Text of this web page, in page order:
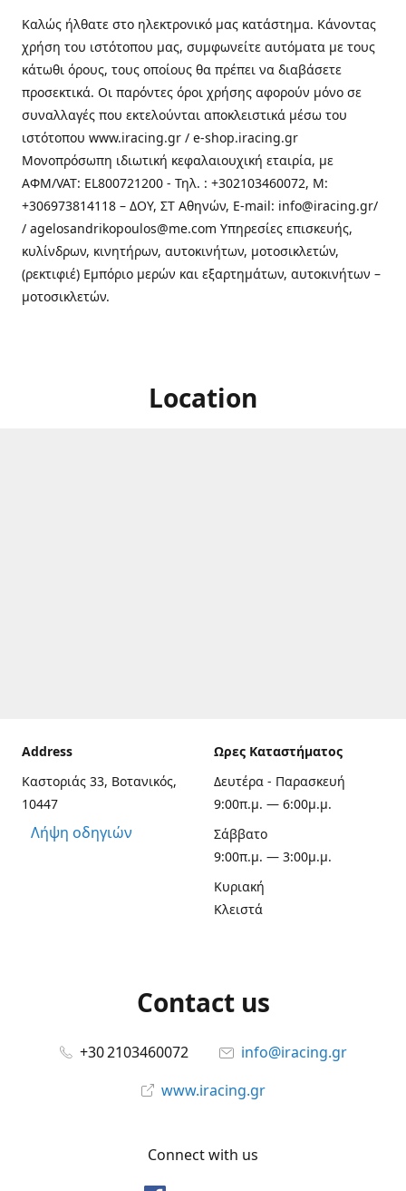
Καλώς ήλθατε στo ηλεκτρονικό μας κατάστημα. Κάνοντας
χρήση του ιστότοπου μας, συμφωνείτε αυτόματα με τους
κάτωθι όρους, τους οποίους θα πρέπει να διαβάσετε
προσεκτικά. Οι παρόντες όροι χρήσης αφορούν μόνο σε
συναλλαγές που εκτελούνται αποκλειστικά μέσω του
ιστότοπου www.iracing.gr / e-shop.iracing.gr
Μονοπρόσωπη ιδιωτική κεφαλαιουχική εταιρία, με
ΑΦΜ/VAT: EL800721200 - Τηλ. : +302103460072, M:
+306973814118 – ΔΟΥ, ΣΤ Αθηνών, E-mail: info@iracing.gr/
/ agelosandrikopoulos@me.com Υπηρεσίες επισκευής,
κυλίνδρων, κινητήρων, αυτοκινήτων, μοτοσικλετών,
(ρεκτιφιέ) Εμπόριο μερών και εξαρτημάτων, αυτοκινήτων –
μοτοσικλετών.
Location
Address
Καστοριάς 33, Βοτανικός,
10447
Λήψη οδηγιών
Ωρες Καταστήματος
Δευτέρα - Παρασκευή
9:00π.μ. — 6:00μ.μ.
Σάββατο
9:00π.μ. — 3:00μ.μ.
Κυριακή
Κλειστά
Contact us
+30 2103460072
info@iracing.gr
www.iracing.gr
Connect with us